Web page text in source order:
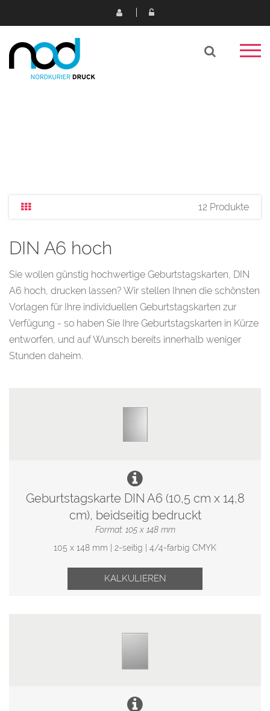
12 Produkte
DIN A6 hoch
Sie wollen günstig hochwertige Geburtstagskarten, DIN
A6 hoch, drucken lassen? Wir stellen Ihnen die schönsten
Vorlagen für Ihre individuellen Geburtstagskarten zur
Verfügung - so haben Sie Ihre Geburtstagskarten in Kürze
entworfen, und auf Wunsch bereits innerhalb weniger
Stunden daheim.
Geburtstagskarte DIN A6 (10,5 cm x 14,8
cm), beidseitig bedruckt
Format: 105 x 148 mm
105 x 148 mm | 2-seitig | 4/4-farbig CMYK
KALKULIEREN